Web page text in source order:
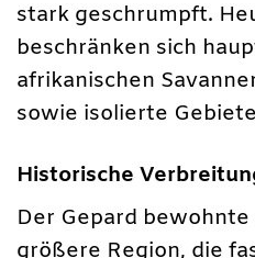
stark geschrumpft.
beschränken sich
afrikanischen
sowie isolierte
Historische
Der Gepard
größere Region, die